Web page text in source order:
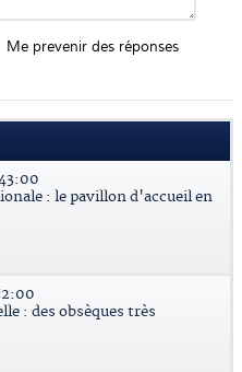
Me prevenir des réponses
: le pavillon d'accueil en
: des obsèques très